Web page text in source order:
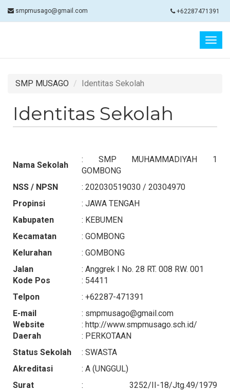
smpmusago@gmail.com +62287471391
SMP MUSAGO Identitas Sekolah
Identitas Sekolah
Nama Sekolah
: SMP MUHAMMADIYAH 1
GOMBONG
NSS / NPSN
: 202030519030 / 20304970
Propinsi
: JAWA TENGAH
Kabupaten
: KEBUMEN
Kecamatan
: GOMBONG
Kelurahan
: GOMBONG
Jalan
: Anggrek I No. 28 RT. 008 RW. 001
Kode Pos
: 54411
Telpon
: +62287-471391
E-mail
: smpmusago@gmail.com
Website
: http://www.smpmusago.sch.id/
Daerah
: PERKOTAAN
Status Sekolah
: SWASTA
Akreditasi
: A (UNGGUL)
Surat
: 3252/II-18/Jtg.49/1979